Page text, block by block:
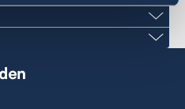
recibir atención
por correo electrónico